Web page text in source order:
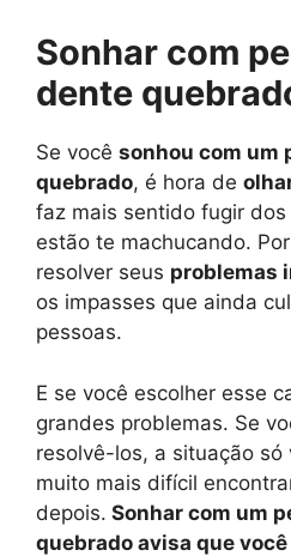
Sonhar com
dente
Se você sonhou com um
quebrado, é hora de
faz mais sentido fugir
estão te machucando.
resolver seus problemas
os impasses que ainda
pessoas.
E se você escolher esse
grandes problemas. Se
resolvê-los, a situação só
muito mais difícil
depois. Sonhar com um
quebrado avisa que